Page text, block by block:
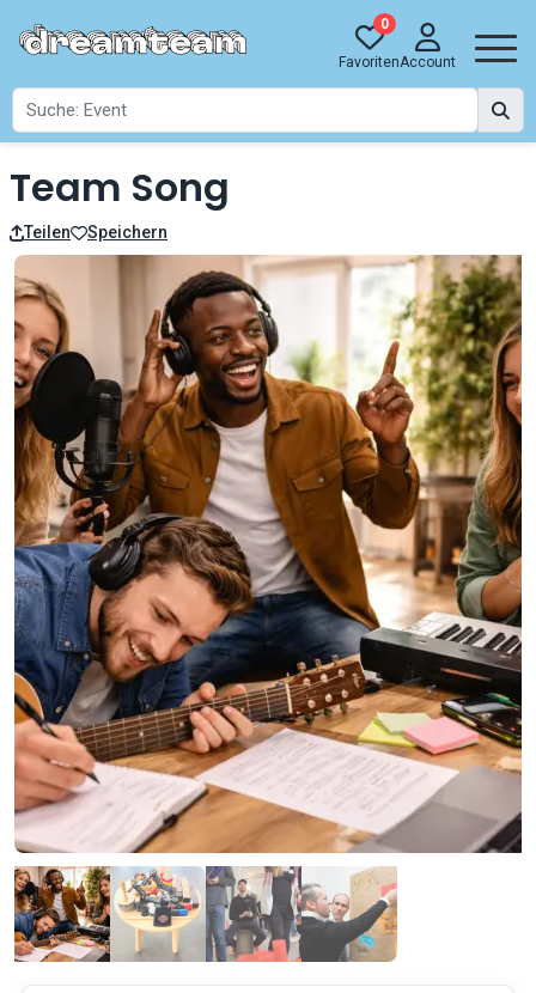
0
FavoritenAccount
Team Song
Teilen Speichern